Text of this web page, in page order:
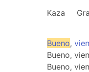
Kaza
Bueno,
Bueno,
Bueno,